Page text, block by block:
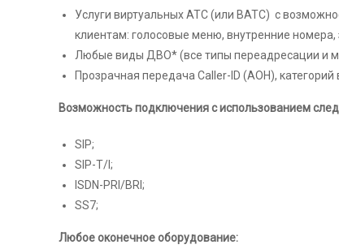
Услуги виртуальных АТС (или ВАТС) с
клиентам: голосовые меню, внутренние номера,
Любые виды ДВО* (все типы переадресации и
Прозрачная передача Caller-ID (АОН),
Возможность подключения с использованием
SIP;
SIP-T/I;
ISDN-PRI/BRI;
SS7;
Любое оконечное оборудование: